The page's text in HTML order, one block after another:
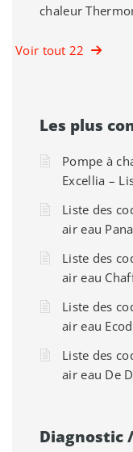
chaleur
Voir tout 22
Les plus
Pompe à
Excellia –
Liste des
air eau
Liste des
air eau
Liste des
air eau
Liste des
air eau De
Diagnostic